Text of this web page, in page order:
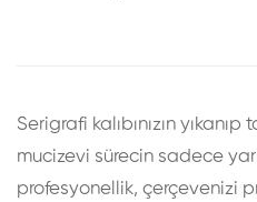
Serigrafi kalıbınızın yıkanıp
mucizevi sürecin sadece
profesyonellik, çerçevenizi